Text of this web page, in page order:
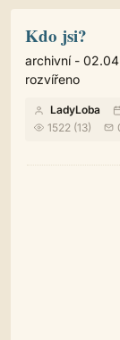
Kdo jsi?
archivní -
rozvířeno
LadyLoba
1522 (13)